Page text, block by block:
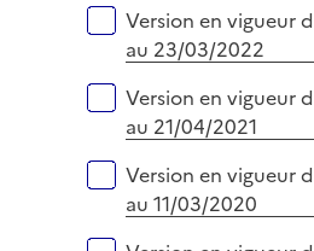
Version en vigueur
au 23/03/2022
Version en vigueur
au 21/04/2021
Version en vigueur
au 11/03/2020